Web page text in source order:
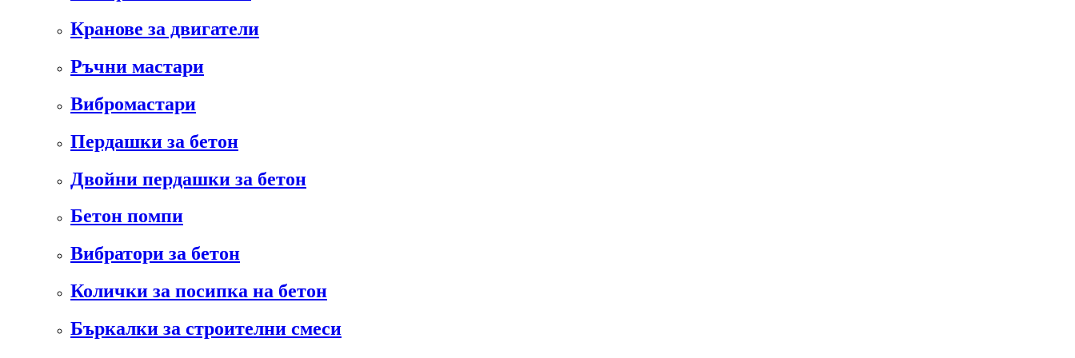
Кранове за двигатели
Ръчни мастари
Вибромастари
Пердашки за бетон
Двойни пердашки за бетон
Бетон помпи
Вибратори за бетон
Колички за посипка на бетон
Бъркалки за строителни смеси